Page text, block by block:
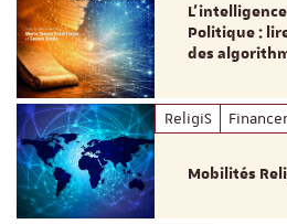
Politique :
des
ReligiS
Mobilités